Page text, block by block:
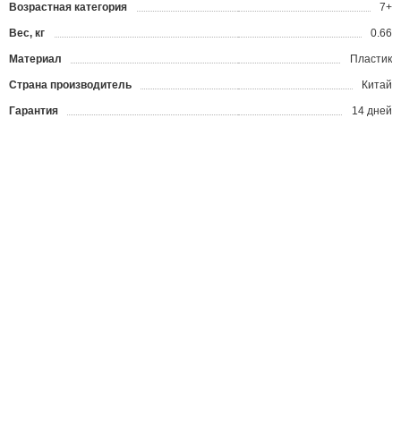
Возрастная категория 7+
Вес, кг 0.66
Материал Пластик
Страна производитель Китай
Гарантия 14 дней